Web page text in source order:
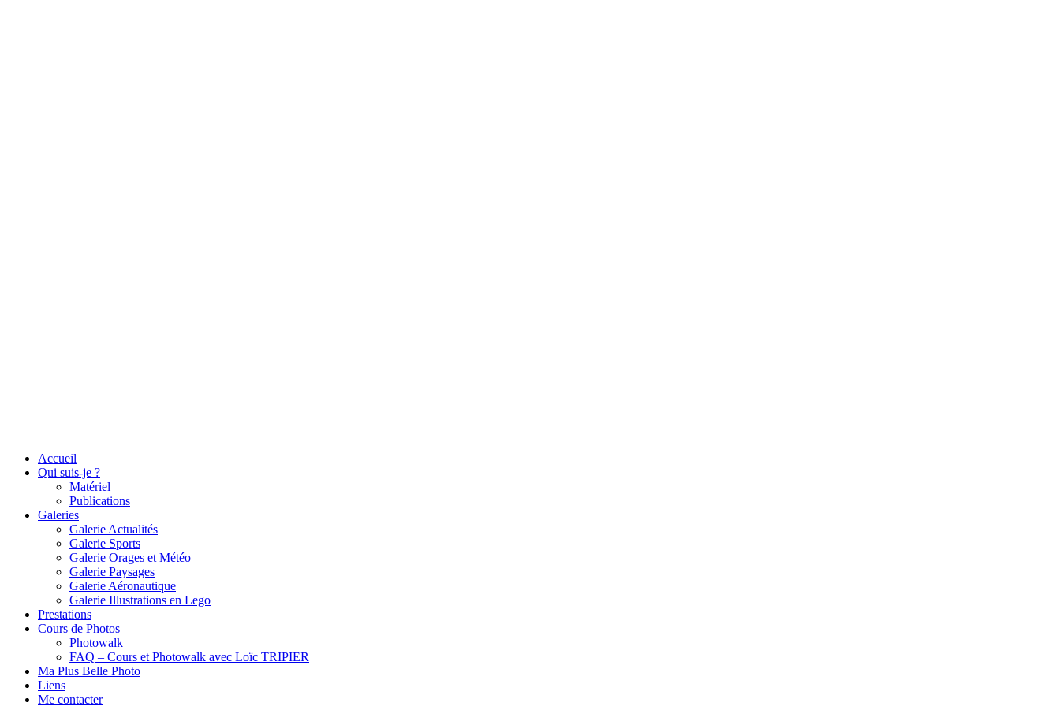
Accueil
Qui suis-je ?
Matériel
Publications
Galeries
Galerie Actualités
Galerie Sports
Galerie Orages et Météo
Galerie Paysages
Galerie Aéronautique
Galerie Illustrations en Lego
Prestations
Cours de Photos
Photowalk
FAQ – Cours et Photowalk avec Loïc TRIPIER
Ma Plus Belle Photo
Liens
Me contacter